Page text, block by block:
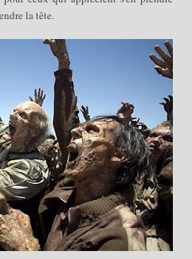
la tête.